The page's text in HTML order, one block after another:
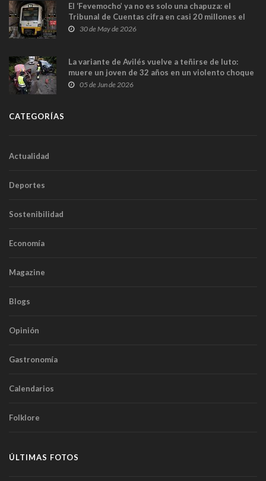
El ‘Fevemocho’ ya no es solo una chapuza: el
Tribunal de Cuentas cifra en casi 20 millones el
sobrecoste de los trenes que no cabían por los
30 de May de 2026
La variante de Avilés vuelve a teñirse de luto:
muere un joven de 32 años en un violento choque
frontal
05 de Jun de 2026
CATEGORÍAS
Actualidad
Deportes
Sostenibilidad
Economía
Magazine
Blogs
Opinión
Gastronomía
Calendarios
Folklore
ÚLTIMAS FOTOS